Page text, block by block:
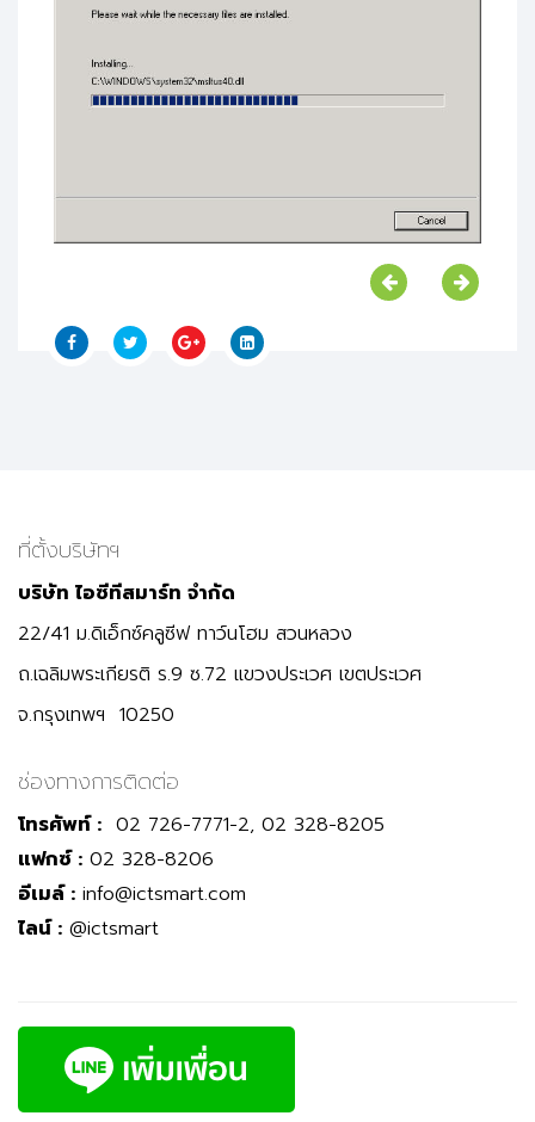
ที่ตั้งบริษัทฯ
บริษัท ไอซีทีสมาร์ท จำกัด
22/41 ม.ดิเอ็กซ์คลูซีฟ ทาว์นโฮม สวนหลวง
ถ.เฉลิมพระเกียรติ ร.9 ซ.72 แขวงประเวศ เขตประเวศ
จ.กรุงเทพฯ 10250
ช่องทางการติดต่อ
โทรศัพท์ : 02 726-7771-2, 02 328-8205
แฟกซ์ : 02 328-8206
อีเมล์ : info@ictsmart.com
ไลน์ : @ictsmart